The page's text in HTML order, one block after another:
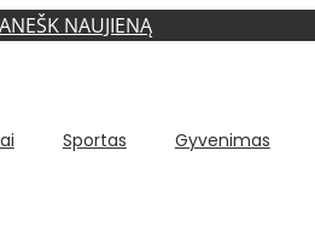
NAUJIENĄ
Sportas Gyvenimas